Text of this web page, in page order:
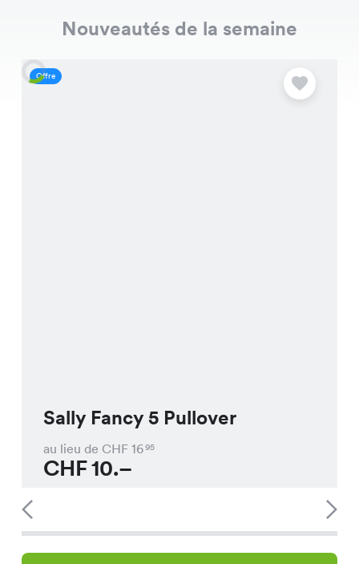
Nouveautés de la semaine
Offre
Sally Fancy 5 Pullover
au lieu de CHF 1695
CHF10.–